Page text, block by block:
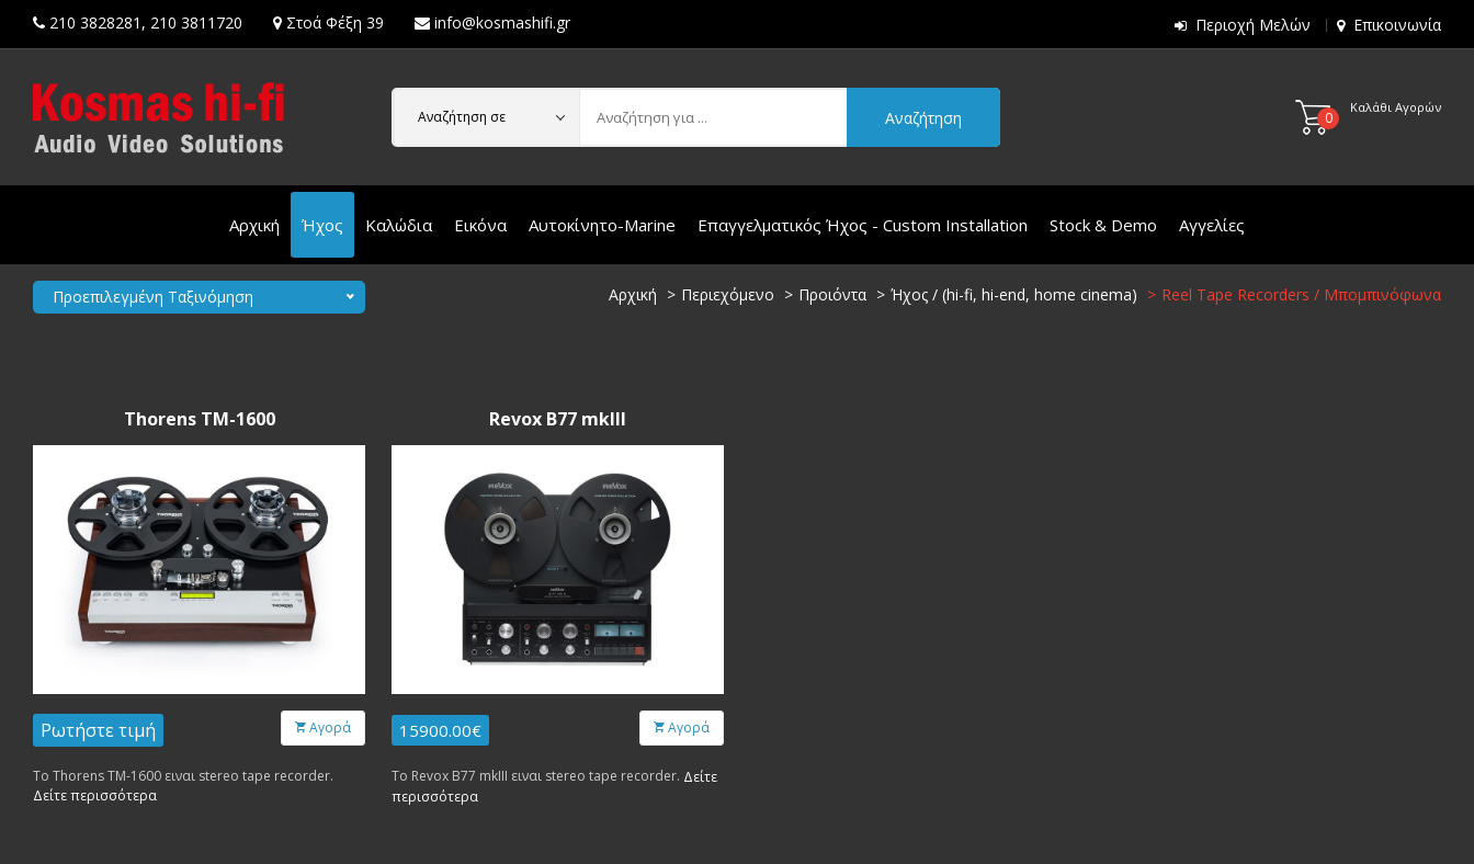
210 3828281 , 210 3811720 Στοά Φέξη 39 info@kosmashifi.gr Περιοχή Μελών Επικοινωνία
0
Καλάθι Αγορών
Αναζήτηση σε Αναζήτηση
Αρχική Ήχος Καλώδια Εικόνα Αυτοκίνητο-Marine Επαγγελματικός Ήχος - Custom Installation Stock & Demo Αγγελίες
Προεπιλεγμένη Ταξινόμηση Αρχική Περιεχόμενο Προιόντα Ήχος / (hi-fi, hi-end, home cinema) Reel Tape Recorders / Μπομπινόφωνα
Thorens TM-1600
Ρωτήστε τιμή Αγορά
Το Thorens TM-1600 ειναι stereo tape recorder.
Δείτε περισσότερα
Revox B77 mkIII
15900.00€ Αγορά
Το Revox B77 mkIII ειναι stereo tape recorder. Δείτε
περισσότερα